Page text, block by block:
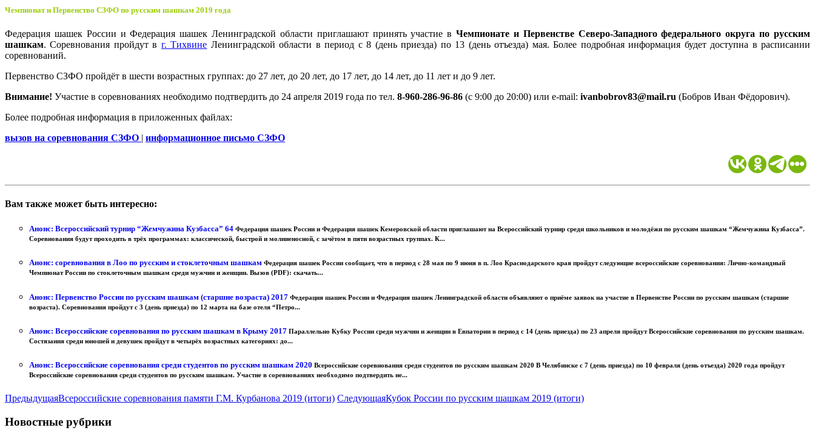
Чемпионат и Первенство СЗФО по русским шашкам 2019 года
Федерация шашек России и Федерация шашек Ленинградской области приглашают принять участие вЧемпионате и Первенстве Северо-Западного федерального округапо русским
шашкам. Соревнования пройдут в г. Тихвине Ленинградской области в период с 8 (день приезда) по 13 (день отъезда) мая. Более подробная информация будет доступна в расписании
соревнований.
Первенство СЗФО пройдёт в шести возрастных группах: до 27 лет, до 20 лет, до 17 лет, до 14 лет, до 11 лет и до 9 лет.
Внимание! Участие в соревнованиях необходимо подтвердить до 24 апреля 2019 года по тел. 8-960-286-96-86 (с 9:00 до 20:00) или e-mail: ivanbobrov83@mail.ru (Бобров Иван Фёдорович).
Более подробная информация в приложенных файлах:
вызов на соревнования СЗФО | информационное письмо СЗФО
Вам также может быть интересно:
Анонс: Всероссийский турнир “Жемчужина Кузбасса” 64 Федерация шашек России и Федерация шашек Кемеровской области приглашают на Всероссийский турнир среди школьников и молодёжи по русским шашкам “Жемчужина Кузбасса”.
Соревнования будут проходить в трёх программах: классической, быстрой и молниеносной, с зачётом в пяти возрастных группах. К...
Анонс: соревнования в Лоо по русским и стоклеточным шашкам Федерация шашек России сообщает, что в период с 28 мая по 9 июня в п. Лоо Краснодарского края пройдут следующие всероссийские соревнования: Лично-командный
Чемпионат России по стоклеточным шашкам среди мужчин и женщин. Вызов (PDF): скачать...
Анонс: Первенство России по русским шашкам (старшие возраста) 2017 Федерация шашек России и Федерация шашек Ленинградской области объявляют о приёме заявок на участие в Первенстве России по русским шашкам (старшие
возраста). Соревнования пройдут с 3 (день приезда) по 12 марта на базе отеля “Петро...
Анонс: Всероссийские соревнования по русским шашкам в Крыму 2017 Параллельно Кубку России среди мужчин и женщин в Евпатории в период с 14 (день приезда) по 23 апреля пройдут Всероссийские соревнования по русским шашкам.
Состязания среди юношей и девушек пройдут в четырёх возрастных категориях: до...
Анонс: Всероссийские соревнования среди студентов по русским шашкам 2020 Всероссийские соревнования среди студентов по русским шашкам 2020 В Челябинске с 7 (день приезда) по 10 февраля (день отъезда) 2020 года пройдут
Всероссийские соревнования среди студентов по русским шашкам. Участие в соревнованиях необходимо подтвердить не...
ПредыдущаяВсероссийские соревнования памяти Г.М. Курбанова 2019 (итоги) СледующаяКубок России по русским шашкам 2019 (итоги)
Новостные рубрики